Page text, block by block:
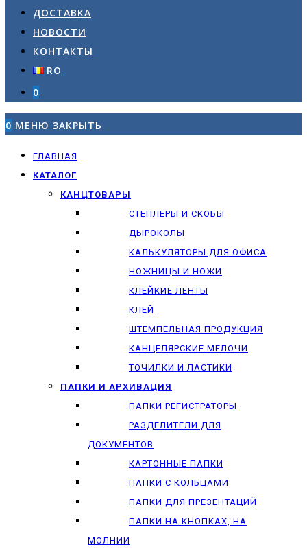
ДОСТАВКА
НОВОСТИ
КОНТАКТЫ
RO
0
0 МЕНЮ ЗАКРЫТЬ
ГЛАВНАЯ
КАТАЛОГ
КАНЦТОВАРЫ
СТЕПЛЕРЫ И СКОБЫ
ДЫРОКОЛЫ
КАЛЬКУЛЯТОРЫ ДЛЯ ОФИСА
НОЖНИЦЫ И НОЖИ
КЛЕЙКИЕ ЛЕНТЫ
КЛЕЙ
ШТЕМПЕЛЬНАЯ ПРОДУКЦИЯ
КАНЦЕЛЯРСКИЕ МЕЛОЧИ
ТОЧИЛКИ И ЛАСТИКИ
ПАПКИ И АРХИВАЦИЯ
ПАПКИ РЕГИСТРАТОРЫ
РАЗДЕЛИТЕЛИ ДЛЯ
ДОКУМЕНТОВ
КАРТОННЫЕ ПАПКИ
ПАПКИ С КОЛЬЦАМИ
ПАПКИ ДЛЯ ПРЕЗЕНТАЦИЙ
ПАПКИ НА КНОПКАХ, НА
МОЛНИИ